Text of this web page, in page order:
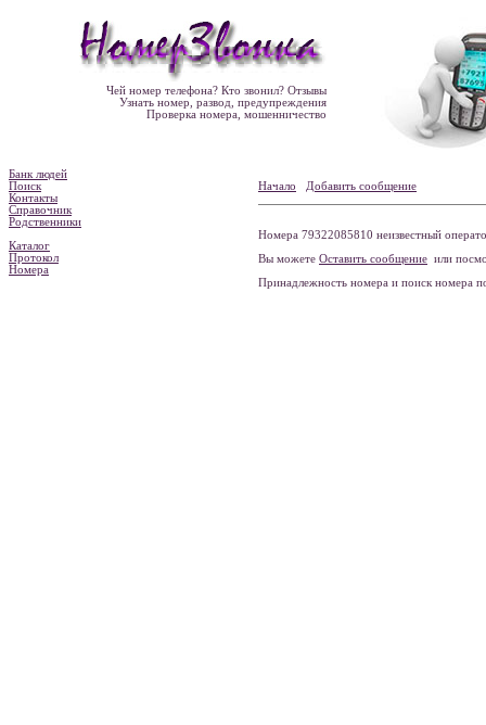
Чей номер телефона? Кто звонил? Отзывы
Узнать номер, развод, предупреждения
Проверка номера, мошенничество
Банк людей
Поиск
Контакты
Справочник
Родственники
Каталог
Протокол
Номера
Начало Добавить сообщение
Номера 79322085810 неизвестный
Вы можете Оставить сообщение или
Принадлежность номера и поиск номера